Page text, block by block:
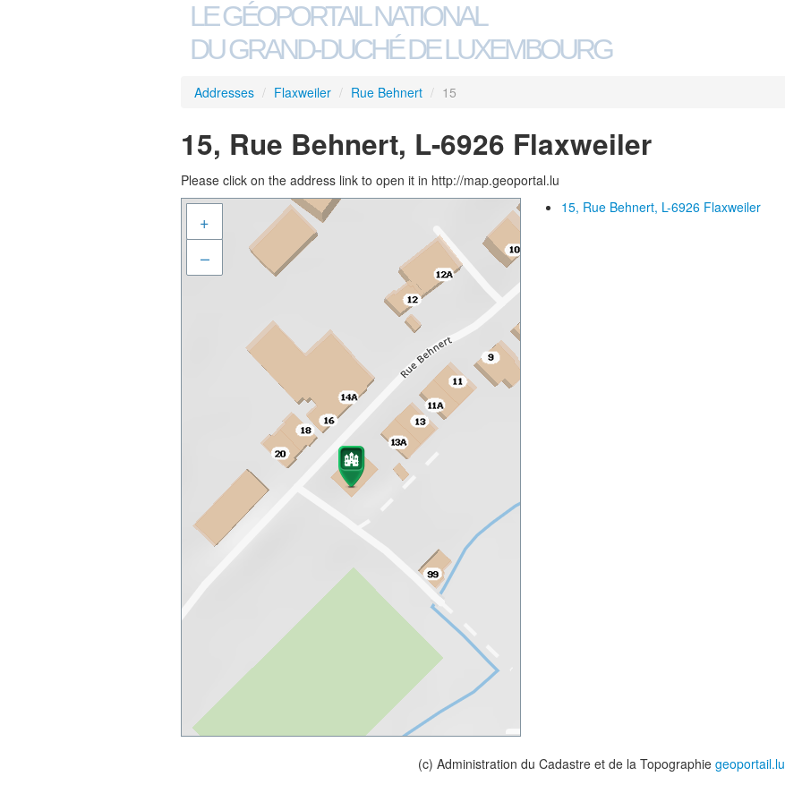
LE GÉOPORTAIL NATIONAL
DU GRAND-DUCHÉ DE LUXEMBOURG
Addresses / Flaxweiler / Rue Behnert / 15
15, Rue Behnert, L-6926 Flaxweiler
Please click on the address link to open it in http://map.geoportal.lu
+
–
15, Rue Behnert, L-6926 Flaxweiler
(c) Administration du Cadastre et de la Topographie geoportail.lu